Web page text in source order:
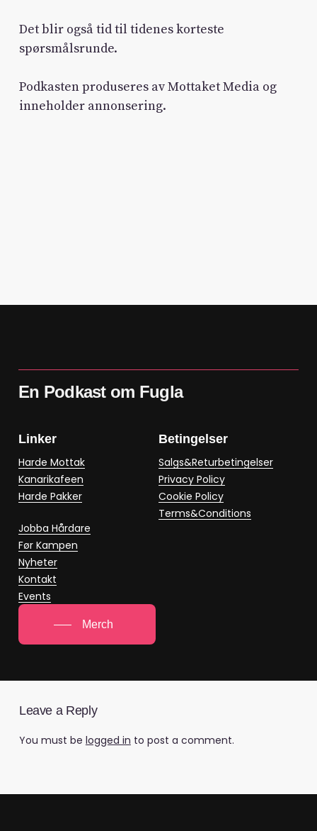
Det blir også tid til tidenes korteste
spørsmålsrunde.
Podkasten produseres av Mottaket Media og
inneholder annonsering.
En Podkast om Fugla
Linker
Harde Mottak
Kanarikafeen
Harde Pakker
Jobba Hårdare
Før Kampen
Nyheter
Kontakt
Events
Betingelser
Salgs&Returbetingelser
Privacy Policy
Cookie Policy
Terms&Conditions
Merch
Leave a Reply
You must be logged in to post a comment.